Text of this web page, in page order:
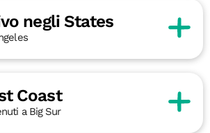
negli States
Coast
a Big Sur